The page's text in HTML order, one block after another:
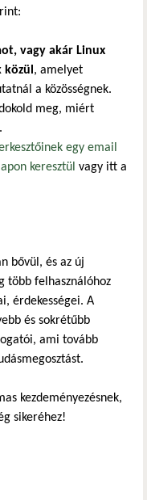
vagy akár Linux
, amelyet
a közösségnek.
meg, miért
egy email
keresztül vagy itt a
bővül, és az új
több felhasználóhoz
érdekességei. A
és sokrétűbb
ami tovább
kezdeményezésnek,
sikeréhez!